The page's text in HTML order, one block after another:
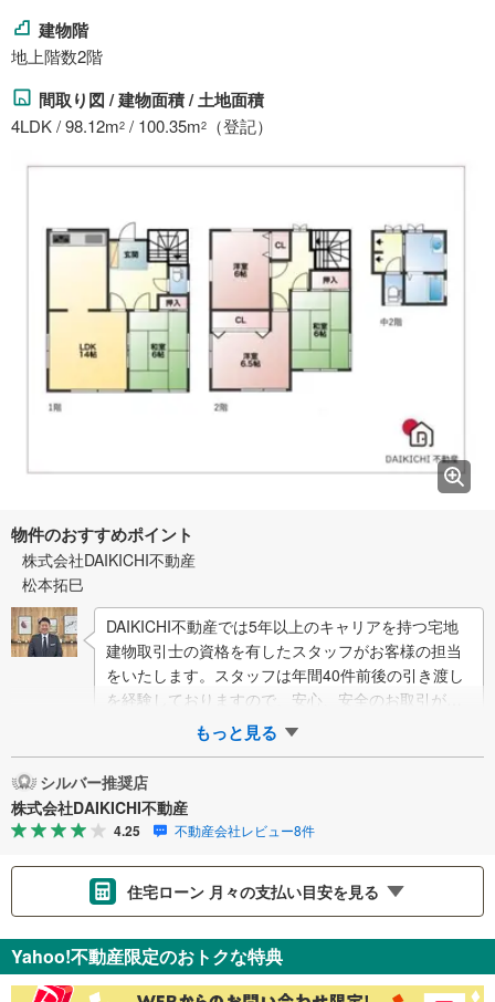
建物階
地上階数2階
間取り図 / 建物面積 / 土地面積
4LDK / 98.12m2 / 100.35m2 （登記）
物件のおすすめポイント
株式会社DAIKICHI不動産
松本拓巳
DAIKICHI不動産では5年以上のキャリアを持つ宅地
建物取引士の資格を有したスタッフがお客様の担当
をいたします。スタッフは年間40件前後の引き渡し
を経験しておりますので、安心、安全のお取引がで
きる事をお約束いたします。住宅ローン…
もっと見る
シルバー推奨店
株式会社DAIKICHI不動産
4.25 不動産会社レビュー8件
住宅ローン 月々の支払い目安を見る
金利 ％
Yahoo!不動産限定のおトクな特典